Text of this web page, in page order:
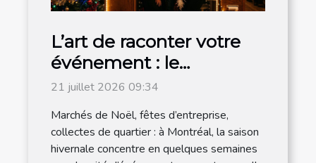
L’art de raconter votre
événement : le
photobooth s’invite à la
magie de noël
21 juillet 2026 09:34
Marchés de Noël, fêtes d’entreprise,
collectes de quartier : à Montréal, la saison
hivernale concentre en quelques semaines